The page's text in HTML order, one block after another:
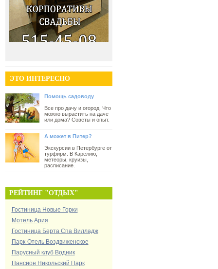
ЭТО ИНТЕРЕСНО
Помощь садоводу
Все про дачу и огород. Что
можно вырастить на даче
или дома? Советы и опыт.
А может в Питер?
Экскурсии в Петербурге от
турфирм. В Карелию,
метеоры, круизы,
расписание.
РЕЙТИНГ "ОТДЫХ"
Гостиница Новые Горки
Мотель Ария
Гостиница Берта Спа Вилладж
Парк-Отель Воздвиженское
Парусный клуб Водник
Пансион Никольский Парк